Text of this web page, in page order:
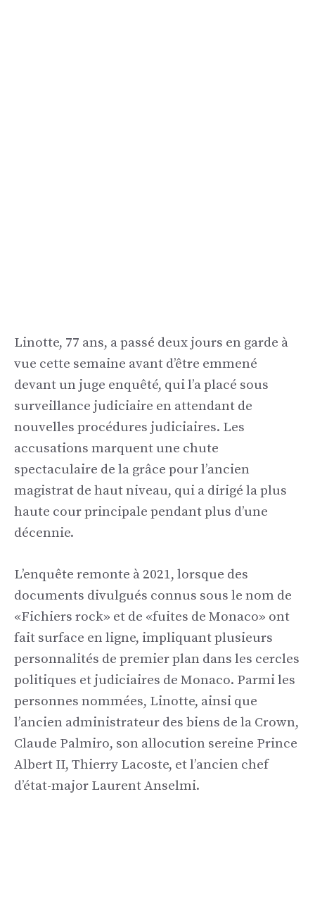
Linotte, 77 ans, a passé deux jours en garde à
vue cette semaine avant d’être emmené
devant un juge enquêté, qui l’a placé sous
surveillance judiciaire en attendant de
nouvelles procédures judiciaires. Les
accusations marquent une chute
spectaculaire de la grâce pour l’ancien
magistrat de haut niveau, qui a dirigé la plus
haute cour principale pendant plus d’une
décennie.
L’enquête remonte à 2021, lorsque des
documents divulgués connus sous le nom de
«Fichiers rock» et de «fuites de Monaco» ont
fait surface en ligne, impliquant plusieurs
personnalités de premier plan dans les cercles
politiques et judiciaires de Monaco. Parmi les
personnes nommées, Linotte, ainsi que
l’ancien administrateur des biens de la Crown,
Claude Palmiro, son allocution sereine Prince
Albert II, Thierry Lacoste, et l’ancien chef
d’état-major Laurent Anselmi.